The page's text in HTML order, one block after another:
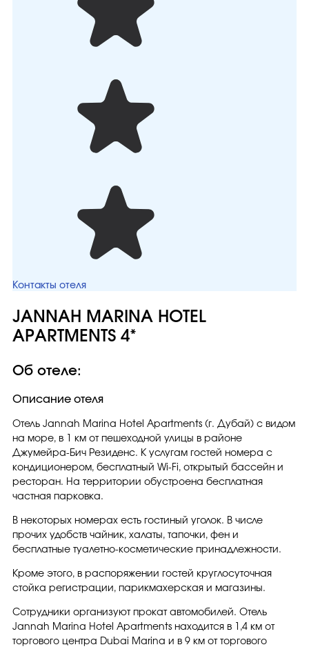
Контакты отеля
JANNAH MARINA HOTEL
APARTMENTS 4*
Об отеле:
Описание отеля
Отель Jannah Marina Hotel Apartments (г. Дубай) с видом
на море, в 1 км от пешеходной улицы в районе
Джумейра-Бич Резиденс. К услугам гостей номера с
кондиционером, бесплатный Wi-Fi, открытый бассейн и
ресторан. На территории обустроена бесплатная
частная парковка.
В некоторых номерах есть гостиный уголок. В числе
прочих удобств чайник, халаты, тапочки, фен и
бесплатные туалетно-косметические принадлежности.
Кроме этого, в распоряжении гостей круглосуточная
стойка регистрации, парикмахерская и магазины.
Сотрудники организуют прокат автомобилей. Отель
Jannah Marina Hotel Apartments находится в 1,4 км от
торгового центра Dubai Marina и в 9 км от торгового